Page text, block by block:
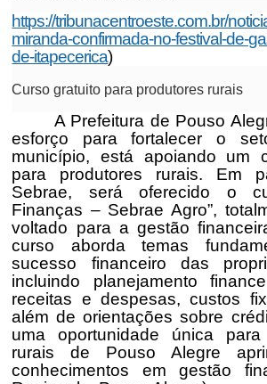
https://tribunacentroeste.com.br/
miranda-confirmada-no-festival-de-
de-itapecerica)
Curso gratuito para produtores rurais
A Prefeitura de Pouso
esforço para fortalecer o
município, está apoiando um
para produtores rurais. Em
Sebrae, será oferecido o
Finanças – Sebrae Agro”,
voltado para a gestão
curso aborda temas
sucesso financeiro das
incluindo planejamento
receitas e despesas, custos
além de orientações sobre
uma oportunidade única
rurais de Pouso Alegre
conhecimentos em gestão